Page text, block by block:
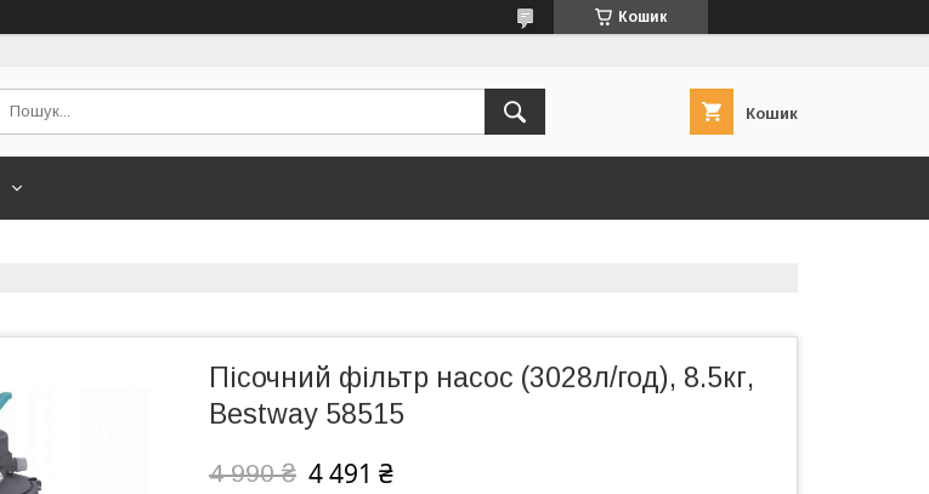
Кошик
Кошик
Пісочний фільтр насос (3028л/год), 8.5кг,
Bestway 58515
4 990 ₴ 4 491 ₴